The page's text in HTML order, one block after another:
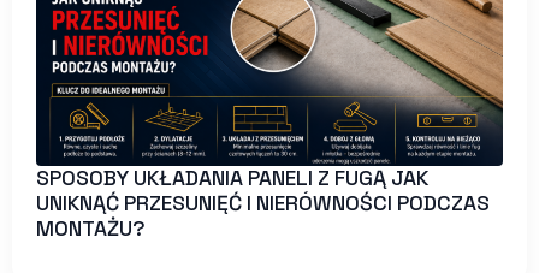
SPOSOBY UKŁADANIA PANELI Z FUGĄ JAK
UNIKNĄĆ PRZESUNIĘĆ I NIERÓWNOŚCI PODCZAS
MONTAŻU?